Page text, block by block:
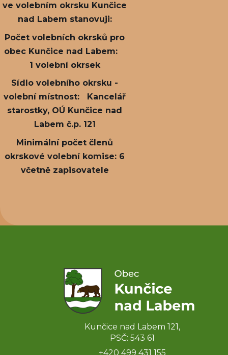
ve volebním okrsku Kunčice
nad Labem stanovuji:
Počet volebních okrsků pro
obec Kunčice nad Labem:
1 volební okrsek
Sídlo volebního okrsku -
volební místnost: Kancelář
starostky, OÚ Kunčice nad
Labem č.p. 121
Minimální počet členů
okrskové volební komise: 6
včetně zapisovatele
Kunčice nad Labem 121,
PSČ: 543 61
+420 499 431 155